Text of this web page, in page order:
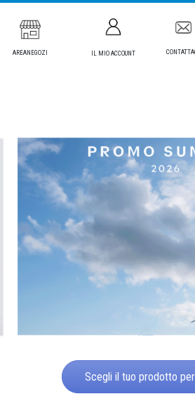
AREANEGOZI IL MIO ACCOUNT
Scegli il tuo prodotto